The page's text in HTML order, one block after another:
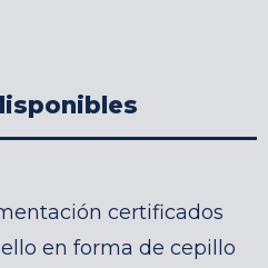
certificados
en forma de cepillo